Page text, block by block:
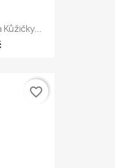
Kůžičky...
favorite_border